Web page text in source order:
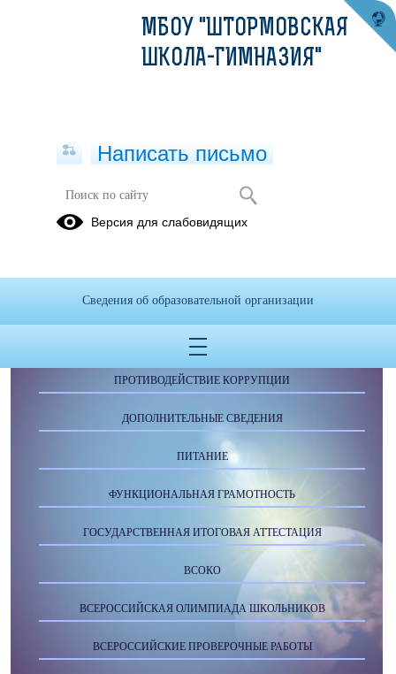
Публикации за Май 2026
ОБРАЩЕНИЯ ГРАЖДАН
ПРОТИВОДЕЙСТВИЕ КОРРУПЦИИ
ДОПОЛНИТЕЛЬНЫЕ СВЕДЕНИЯ
ПИТАНИЕ
ФУНКЦИОНАЛЬНАЯ ГРАМОТНОСТЬ
ГОСУДАРСТВЕННАЯ ИТОГОВАЯ АТТЕСТАЦИЯ
ВСОКО
ВСЕРОССИЙСКАЯ ОЛИМПИАДА ШКОЛЬНИКОВ
ВСЕРОССИЙСКИЕ ПРОВЕРОЧНЫЕ РАБОТЫ
МБОУ "ШТОРМОВСКАЯ
ШКОЛА-ГИМНАЗИЯ"
Написать письмо
Версия для слабовидящих
Сведения об образовательной организации